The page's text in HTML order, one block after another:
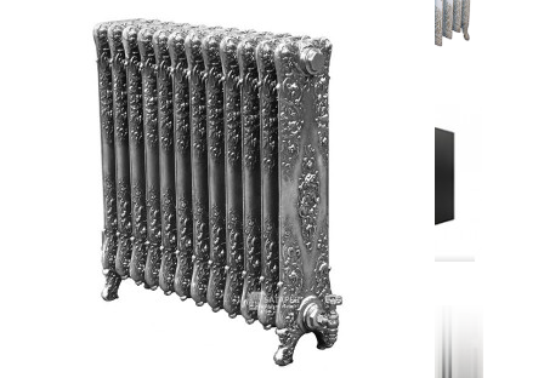
ЧУГУННЫЕ РАДИАТОРЫ
ЭЛЕКТРО РАДИАТОРЫ